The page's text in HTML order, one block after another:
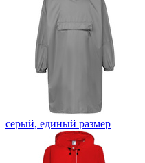
серый, единый размер